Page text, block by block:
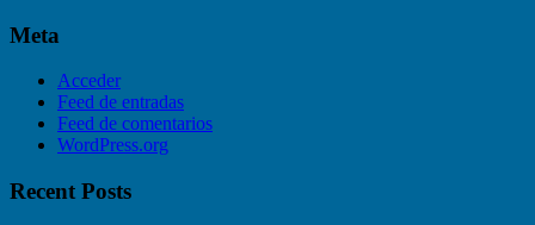
Meta
Acceder
Feed de entradas
Feed de comentarios
WordPress.org
Recent Posts